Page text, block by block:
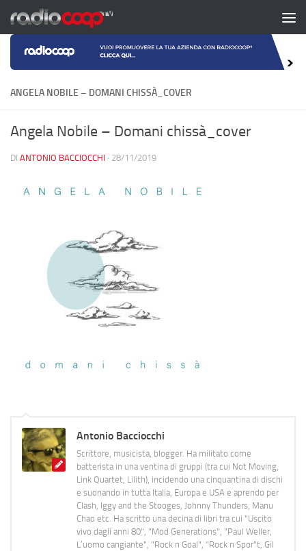
Salta al contenuto
ANGELA NOBILE – DOMANI CHISSÀ_COVER
Angela Nobile – Domani chissà_cover
DI ANTONIO BACCIOCCHI · 28/11/2019
Antonio Bacciocchi
Scrittore, musicista, blogger. Ha militato come
batterista in una ventina di gruppi (tra cui Not Moving,
Link Quartet, Lilith), incidendo una cinquantina di dischi
e suonando in tutta Italia, Europa e USA e aprendo per
Clash, Iggy and the Stooges, Johnny Thunders, Manu
Chao etc. Ha scritto una decina di libri tra cui "Uscito
vivo dagli anni 80", "Mod Generations", "Paul Weller,
L’uomo cangiante", "Rock n Goal", "Rock n Spor"t, Gil